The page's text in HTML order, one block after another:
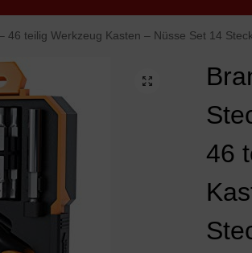
Kasten – Nüsse Set 14 Steckschlüssel – 29 Bits
46